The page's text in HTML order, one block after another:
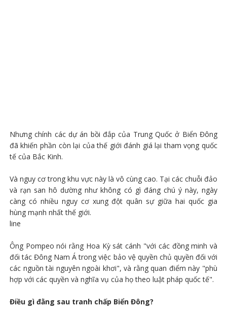
Nhưng chính các dự án bồi đắp của Trung Quốc ở Biển Đông
đã khiến phần còn lại của thế giới đánh giá lại tham vọng quốc
tế của Bắc Kinh.
Và nguy cơ trong khu vực này là vô cùng cao. Tại các chuỗi đảo
và rạn san hô dường như không có gì đáng chú ý này, ngày
càng có nhiều nguy cơ xung đột quân sự giữa hai quốc gia
hùng mạnh nhất thế giới.
line
Ông Pompeo nói rằng Hoa Kỳ sát cánh "với các đồng minh và
đối tác Đông Nam Á trong việc bảo vệ quyền chủ quyền đối với
các nguồn tài nguyên ngoài khơi", và rằng quan điểm này "phù
hợp với các quyền và nghĩa vụ của họ theo luật pháp quốc tế".
Điều gì đằng sau tranh chấp Biển Đông?